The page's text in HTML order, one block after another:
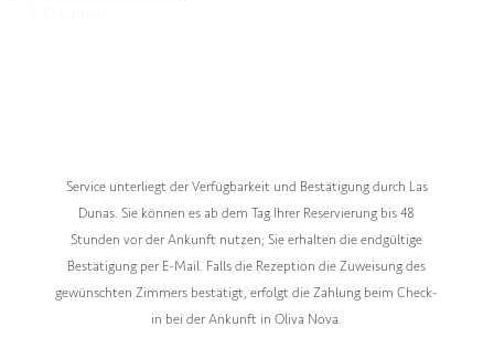
Service unterliegt der Verfügbarkeit und Bestätigung durch Las
Dunas. Sie können es ab dem Tag Ihrer Reservierung bis 48
Stunden vor der Ankunft nutzen; Sie erhalten die endgültige
Bestätigung per E-Mail. Falls die Rezeption die Zuweisung des
gewünschten Zimmers bestätigt, erfolgt die Zahlung beim Check-
in bei der Ankunft in Oliva Nova.